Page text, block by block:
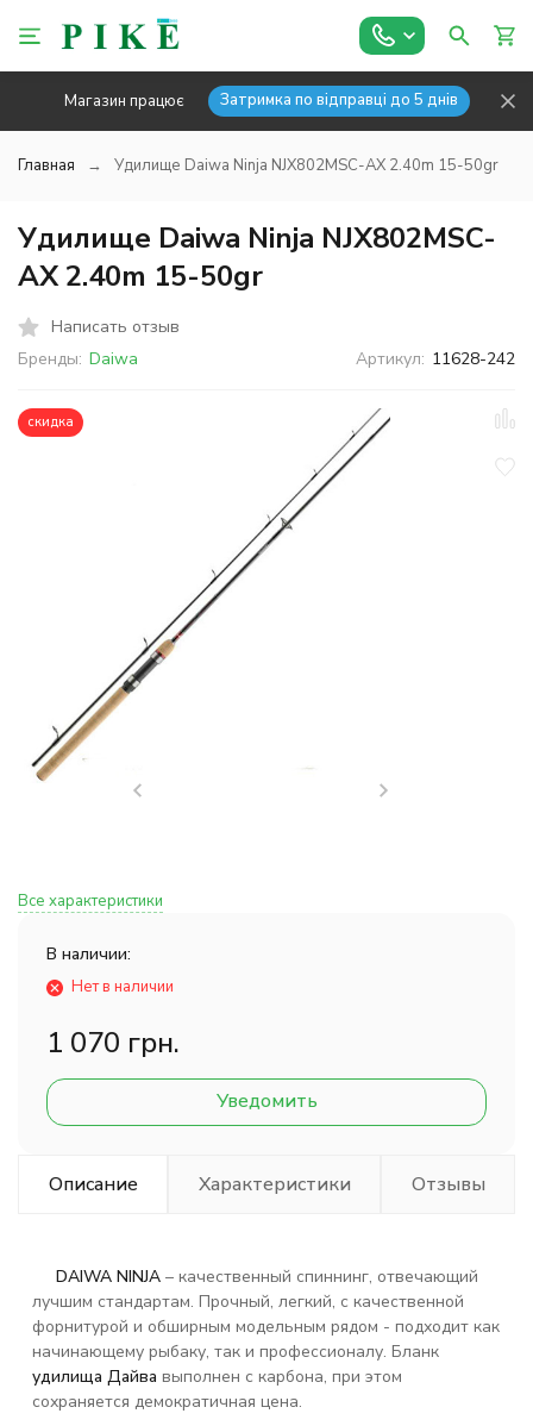
Магазин працює Затримка по відправці до 5 днів
Главная Удилище Daiwa Ninja NJX802MSC-AX 2.40m 15-50gr
Удилище Daiwa Ninja NJX802MSC-
AX 2.40m 15-50gr
Написать отзыв
Бренды: Daiwa Артикул: 11628-242
скидка
Все характеристики
В наличии:
Нет в наличии
1 070 грн.
Уведомить
Описание Характеристики Отзывы
DAIWA NINJA – качественный спиннинг, отвечающий
лучшим стандартам. Прочный, легкий, с качественной
форнитурой и обширным модельным рядом - подходит как
начинающему рыбаку, так и профессионалу. Бланк
удилища Дайва выполнен с карбона, при этом
сохраняется демократичная цена.